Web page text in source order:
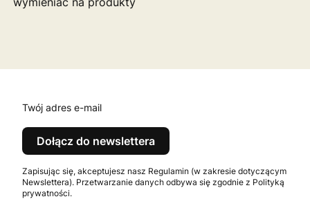
Twój adres e-mail
Dołącz do newslettera
Zapisując się, akceptujesz nasz Regulamin (w zakresie dotyczącym
Newslettera). Przetwarzanie danych odbywa się zgodnie z Polityką
prywatności.